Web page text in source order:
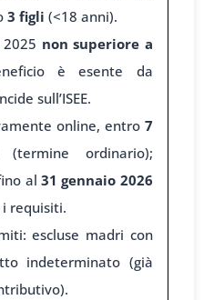
3 figli (<18 anni).
non superiore a
è esente da
sull’ISEE.
online, entro 7
(termine ordinario);
al 31 gennaio 2026
requisiti.
escluse madri con
indeterminato (già